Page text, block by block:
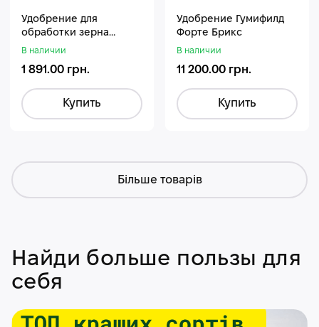
Удобрение для
обработки зерна
Стармакс Гумифос
В наличии
1 891.00 грн.
Купить
Удобрение Гумифилд
Форте Брикс
В наличии
11 200.00 грн.
Купить
Більше товарів
Найди больше пользы для
себя